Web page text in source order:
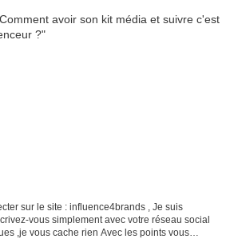
sur le site : influence4brands , Je suis
vous simplement avec votre réseau social
,je vous cache rien Avec les points vous